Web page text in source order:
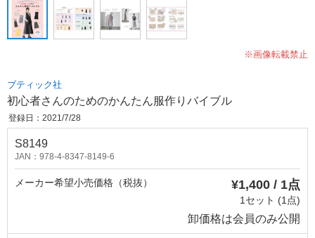
※画像転載禁止
ブティック社
初心者さんのためのかんたん服作りバイブル
登録日：2021/7/28
S8149
JAN：978-4-8347-8149-6
メーカー希望小売価格（税抜） ¥1,400 / 1点
1セット (1点)
卸価格は会員のみ公開